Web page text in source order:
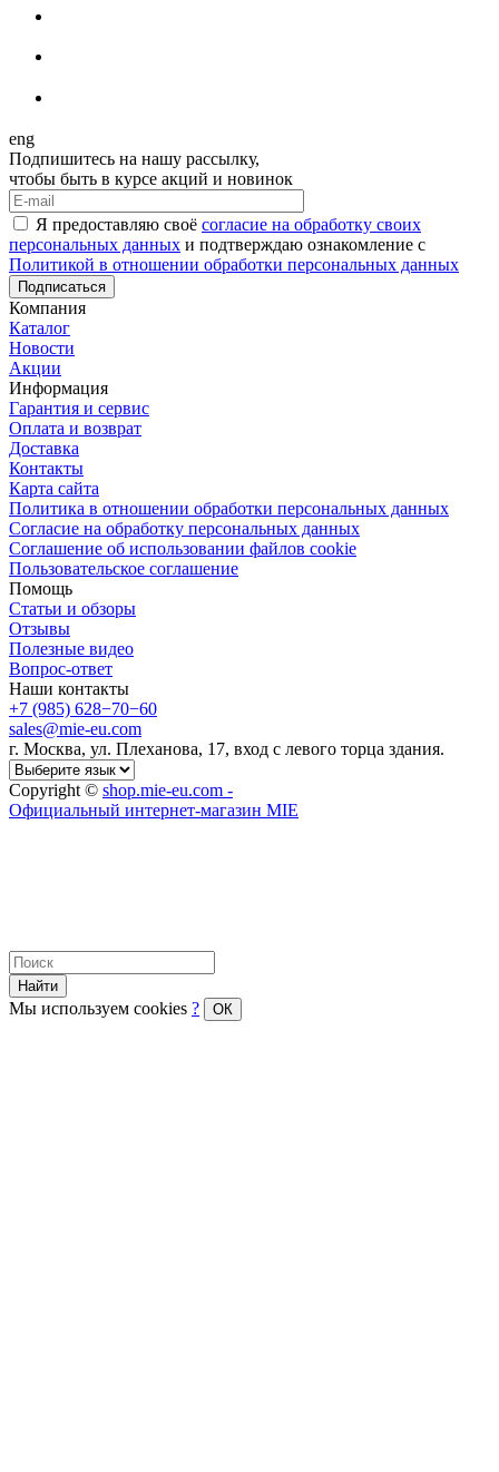
eng
Подпишитесь на нашу рассылку,
чтобы быть в курсе акций и новинок
Я предоставляю своё согласие на обработку своих
персональных данных и подтверждаю ознакомление с
Политикой в отношении обработки персональных данных
Подписаться
Компания
Каталог
Новости
Акции
Информация
Гарантия и сервис
Оплата и возврат
Доставка
Контакты
Карта сайта
Политика в отношении обработки персональных данных
Cогласие на обработку персональных данных
Cоглашение об использовании файлов cookie
Пользовательское соглашение
Помощь
Статьи и обзоры
Отзывы
Полезные видео
Вопрос-ответ
Наши контакты
+7 (985) 628−70−60
sales@mie-eu.com
г. Москва, ул. Плеханова, 17, вход с левого торца здания.
Copyright © shop.mie-eu.com -
Официальный интернет-магазин MIE
Найти
Мы используем cookies ? ОК